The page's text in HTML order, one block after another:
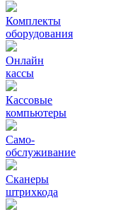
Комплекты
оборудования
Онлайн
кассы
Кассовые
компьютеры
Само-
обслуживание
Сканеры
штрихкода